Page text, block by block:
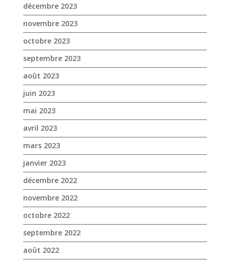
juin 2023
mai 2023
avril 2023
mars 2023
janvier 2023
décembre 2022
novembre 2022
octobre 2022
septembre 2022
août 2022
juillet 2022
juin 2022
mai 2022
avril 2022
mars 2022